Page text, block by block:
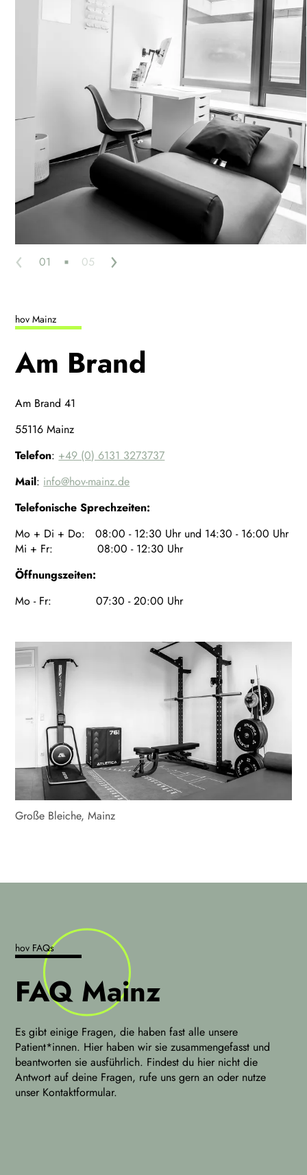
hov Mainz
Am Brand
Am Brand 41
55116 Mainz
Telefon: +49 (0) 6131 3273737
Mail: info@hov-mainz.de
Telefonische Sprechzeiten:
Mo + Di + Do: 08:00 - 12:30 Uhr und 14:30 - 16:00 Uhr
Mi + Fr: 08:00 - 12:30 Uhr
Öffnungszeiten:
Mo - Fr: 07:30 - 20:00 Uhr
‹ 01 05 ›
Große Bleiche, Mainz
hov FAQs
FAQ Mainz
Es gibt einige Fragen, die haben fast alle unsere
Patient*innen. Hier haben wir sie zusammengefasst und
beantworten sie ausführlich. Findest du hier nicht die
Antwort auf deine Fragen, rufe uns gern an oder nutze
unser Kontaktformular.